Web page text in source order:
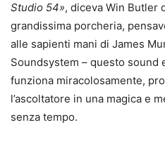
Studio 54», diceva Win Butler
grandissima porcheria,
alle sapienti mani di James
Soundsystem – questo sound
funziona miracolosamente,
l’ascoltatore in una magica e
senza tempo.